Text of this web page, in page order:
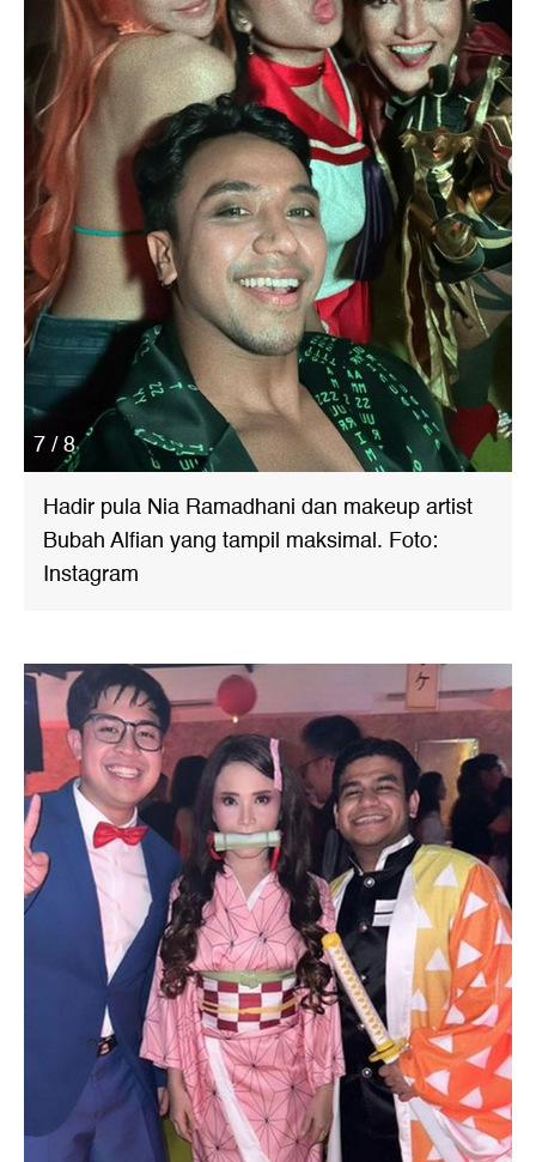
7 / 8
Hadir pula Nia Ramadhani dan makeup artist
Bubah Alfian yang tampil maksimal. Foto:
Instagram